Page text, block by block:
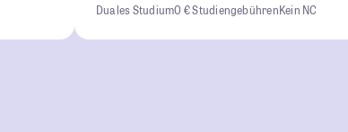
Duales Studium0 € StudiengebührenKein NC